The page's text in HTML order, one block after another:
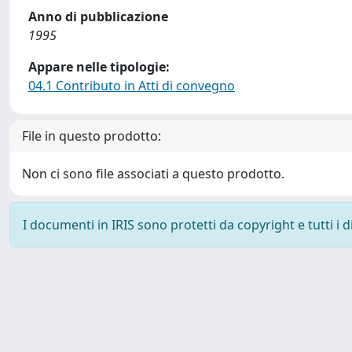
Anno di pubblicazione
1995
Appare nelle tipologie:
04.1 Contributo in Atti di convegno
File in questo prodotto:
Non ci sono file associati a questo prodotto.
I documenti in IRIS sono protetti da copyright e tutti i